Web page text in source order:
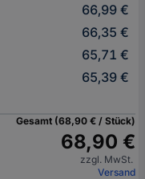
66,99 €
66,35 €
65,71 €
65,39 €
Gesamt (68,90 € / Stück)
68,90 €
zzgl. MwSt.
Versand